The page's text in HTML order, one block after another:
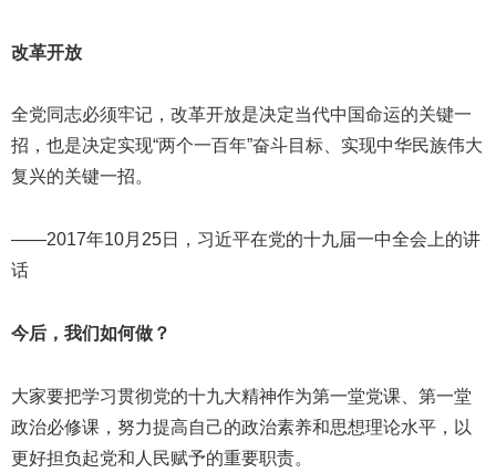
改革开放
全党同志必须牢记，改革开放是决定当代中国命运的关键一
招，也是决定实现“两个一百年”奋斗目标、实现中华民族伟大
复兴的关键一招。
——2017年10月25日，习近平在党的十九届一中全会上的讲
话
今后，我们如何做？
大家要把学习贯彻党的十九大精神作为第一堂党课、第一堂
政治必修课，努力提高自己的政治素养和思想理论水平，以
更好担负起党和人民赋予的重要职责。